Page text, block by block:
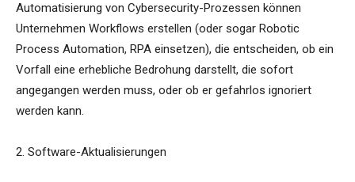
Automatisierung von Cybersecurity-Prozessen können
Unternehmen Workflows erstellen (oder sogar Robotic
Process Automation, RPA einsetzen), die entscheiden, ob ein
Vorfall eine erhebliche Bedrohung darstellt, die sofort
angegangen werden muss, oder ob er gefahrlos ignoriert
werden kann.
2. Software-Aktualisierungen